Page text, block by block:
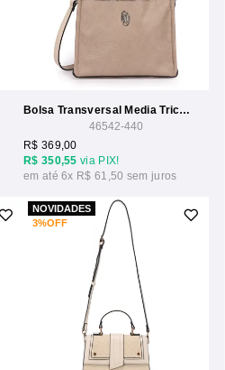
Bolsa Transversal Media Tricolor
46542-440
R$ 350,55 via PIX!
R$ 369,00
6x R$ 61,50
3%OFF
NOVIDADES